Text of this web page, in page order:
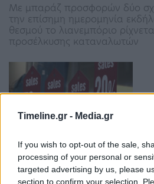
Timeline.gr - Media.gr
If you wish to opt-out of the sale,
processing of your personal or
targeted advertising by us, please
section to confirm your selection.
Με μπαράζ προσφορών δύο
την επίσημη ημερομηνία
θεσμού το λιανεμπόριο
προσέλκυσης καταναλωτών
Φθινοπωρινές εκπτώσεις:
Νοεμβρίου – Πότε πέφτει